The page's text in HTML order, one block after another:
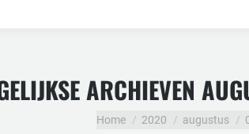
ARCHIEVEN
Je bent hier:
Home 2020 augustus